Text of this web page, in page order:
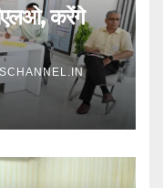
करेंगे